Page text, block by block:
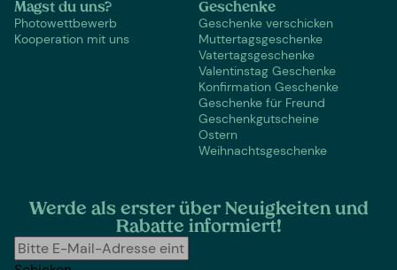
Magst du uns?
Photowettbewerb
Kooperation mit uns
Geschenke
Geschenke verschicken
Muttertagsgeschenke
Vatertagsgeschenke
Valentinstag Geschenke
Konfirmation Geschenke
Geschenke für Freund
Geschenkgutscheine
Ostern
Weihnachtsgeschenke
Werde als erster über Neuigkeiten und
Rabatte informiert!